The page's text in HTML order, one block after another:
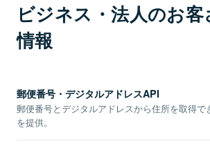
ビジネス・法人のお
情報
郵便番号・デジタルアドレスAPI
郵便番号とデジタルアドレスから住所を取得で
を提供。